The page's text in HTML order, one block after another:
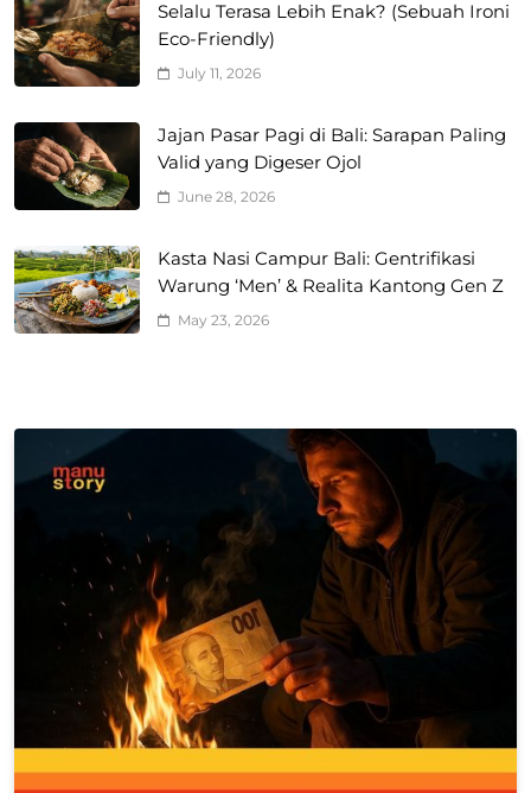
Selalu Terasa Lebih Enak? (Sebuah Ironi
Eco-Friendly)
July 11, 2026
Jajan Pasar Pagi di Bali: Sarapan Paling
Valid yang Digeser Ojol
June 28, 2026
Kasta Nasi Campur Bali: Gentrifikasi
Warung ‘Men’ & Realita Kantong Gen Z
May 23, 2026